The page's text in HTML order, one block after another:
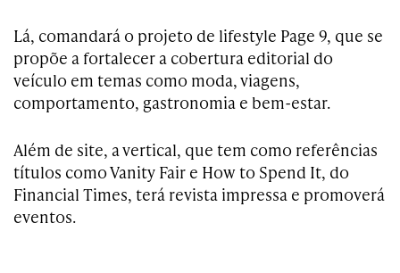
Lá, comandará o projeto de lifestyle Page 9, que se
propõe a fortalecer a cobertura editorial do
veículo em temas como moda, viagens,
comportamento, gastronomia e bem-estar.
Além de site, a vertical, que tem como referências
títulos como Vanity Fair e How to Spend It, do
Financial Times, terá revista impressa e promoverá
eventos.